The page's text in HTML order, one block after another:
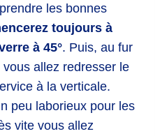
les bonnes
toujours à
à 45°. Puis, au fur
allez redresser le
à la verticale.
peu laborieux pour les
vite vous allez